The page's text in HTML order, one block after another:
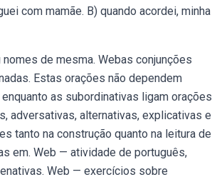
com mamãe. B) quando acordei, minha
de mesma. Webas conjunções
Estas orações não dependem
as subordinativas ligam orações
adversativas, alternativas, explicativas e
tanto na construção quanto na leitura de
em. Web — atividade de português,
Web — exercícios sobre